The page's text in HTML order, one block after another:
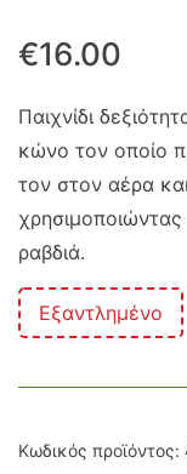
€16.00
Παιχνίδι
κώνο τον οποίο
τον στον αέρα
χρησιμοποιώντας
ραβδιά.
Εξαντλημένο
Κωδικός προϊόντος: